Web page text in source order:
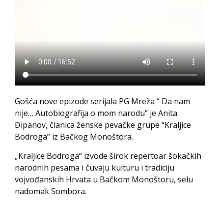
Gošća nove epizode serijala PG Mreža “ Da nam
nije… Autobiografija o mom narodu” je Anita
Đipanov, članica ženske pevačke grupe “Kraljice
Bodroga” iz Bačkog Monoštora.
„Kraljice Bodroga“ izvode širok repertoar šokačkih
narodnih pesama i čuvaju kulturu i tradiciju
vojvođanskih Hrvata u Bačkom Monoštoru, selu
nadomak Sombora.